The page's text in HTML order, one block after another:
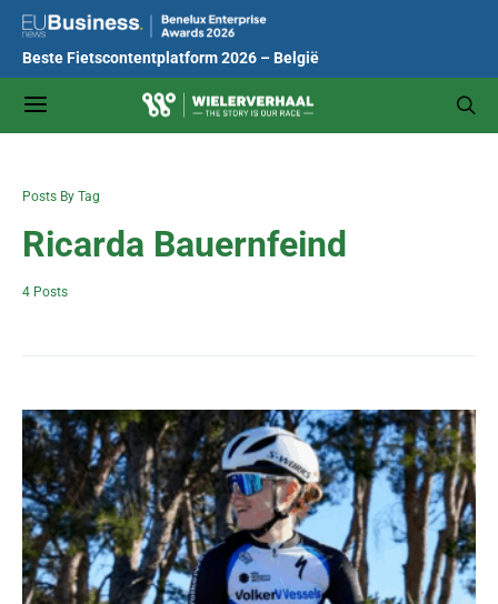
Beste Fietscontentplatform 2026 – België
Posts By Tag
Ricarda Bauernfeind
4 Posts